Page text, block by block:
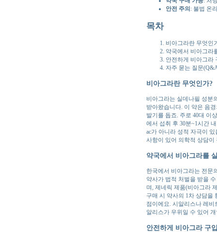
안전 주의: 불법 온
목차
비아그라란 무엇인
약국에서 비아그라
안전하게 비아그라
자주 묻는 질문
비아그라란 무엇인가?
비아그라는 실데나필 성분
받아왔습니다. 이 약은 음
발기를 돕죠. 주로 40대 이
에서 섭취 후 30분~1시간
ac가 아니라 성적 자극이
사항이 있어 의학적 상담이
약국에서 비아그라를
한국에서 비아그라는 전문
약사가 법적 처벌을 받을
며, 제네릭 제품(비아그라
구매 시 약사의 1차 상담을
점이에요. 시알리스나 레
알리스가 우위일 수 있어
안전하게 비아그라 구